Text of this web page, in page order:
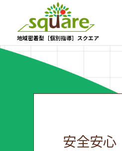
地域密着型［個別指導］スクエア
安全安心